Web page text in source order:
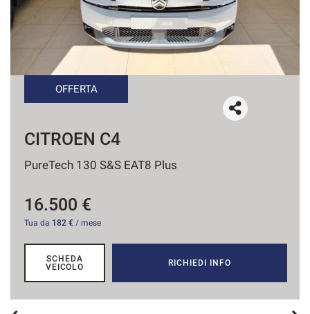
CONTATTI
AREA COMMERCIANTI
OFFERTA
CITROEN C4
PureTech 130 S&S EAT8 Plus
16.500 €
Tua da 182 € / mese
SCHEDA
VEICOLO
RICHIEDI INFO
tracciamento
che
le
funzionalità
attività
seguito
Per
ottenere
maggiori
sull'utilità
sul
di